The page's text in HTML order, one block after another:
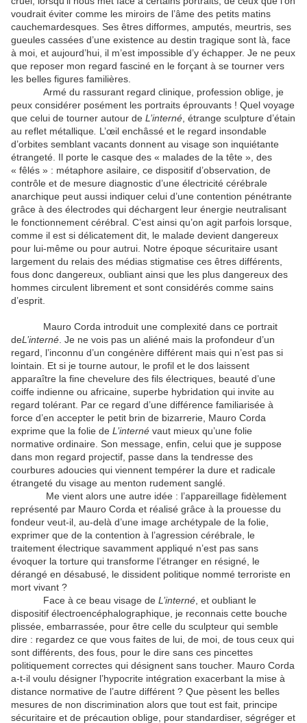
voudrait éviter comme les miroirs de l’âme des petits matins
cauchemardesques. Ses êtres difformes, amputés, meurtris, ses
gueules cassées d’une existence au destin tragique sont là, face
à moi, et aujourd’hui, il m’est impossible d’y échapper. Je ne peux
que reposer mon regard fasciné en le forçant à se tourner vers
les belles figures familières.
Armé du rassurant regard clinique, profession oblige, je
peux considérer posément les portraits éprouvants ! Quel voyage
que celui de tourner autour de L’interné , étrange sculpture d’étain
au reflet métallique L’œil enchâssé et le regard insondable
d’orbites semblant vacants donnent au visage son inquiétante
étrangeté. Il porte le casque des « malades de la tête », des
« fêlés » : métaphore asilaire, ce dispositif d’observation, de
contrôle et de mesure diagnostic d’une électricité cérébrale
anarchique peut aussi indiquer celui d’une contention pénétrante
grâce à des électrodes qui déchargent leur énergie neutralisant
le fonctionnement cérébral. C’est ainsi qu’on agit parfois lorsque,
comme il est si délicatement dit, le malade devient dangereux
pour lui-même ou pour autrui. Notre époque sécuritaire usant
largement du relais des médias stigmatise ces êtres différents,
fous donc dangereux, oubliant ainsi que les plus dangereux des
hommes circulent librement et sont considérés comme sains
d’esprit.
Mauro Corda introduit une complexité dans ce portrait
deL’interné . Je ne vois pas un aliéné mais la profondeur d’un
regard, l’inconnu d’un congénère différent mais qui n’est pas si
lointain. Et si je tourne autour, le profil et le dos laissent
apparaître la fine chevelure des fils électriques, beauté d’une
coiffe indienne ou africaine, superbe hybridation qui invite au
regard tolérant. Par ce regard d’une différence familiarisée à
force d’en accepter le petit brin de bizarrerie, Mauro Corda
exprime que la folie de L’interné vaut mieux qu’une folie
normative ordinaire. Son message, enfin, celui que je suppose
dans mon regard projectif, passe dans la tendresse des
courbures adoucies qui viennent tempérer la dure et radicale
étrangeté du visage au menton rudement sanglé.
Me vient alors une autre idée : l’appareillage fidèlement
représenté par Mauro Corda et réalisé grâce à la prouesse du
fondeur veut-il, au-delà d’une image archétypale de la folie,
exprimer que de la contention à l’agression cérébrale, le
traitement électrique savamment appliqué n’est pas sans
évoquer la torture qui transforme l’étranger en résigné, le
dérangé en désabusé, le dissident politique nommé terroriste en
mort vivant ?
Face à ce beau visage deL’interné , et oubliant le
dispositif électroencéphalographique, je reconnais cette bouche
plissée, embarrassée, pour être celle du sculpteur qui semble
dire : regardez ce que vous faites de lui, de moi, de tous ceux qui
sont différents, des fous, pour le dire sans ces pincettes
politiquement correctes qui désignent sans toucher. Mauro Corda
a-t-il voulu désigner l’hypocrite intégration exacerbant la mise à
distance normative de l’autre différent ? Que pèsent les belles
mesures de non discrimination alors que tout est fait, principe
sécuritaire et de précaution oblige, pour standardiser, ségréger et